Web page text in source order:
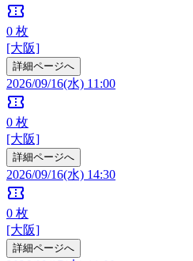
confirmation_number
0 枚
[大阪]
詳細ページへ
2026/09/16(水) 11:00
confirmation_number
0 枚
[大阪]
詳細ページへ
2026/09/16(水) 14:30
confirmation_number
0 枚
[大阪]
詳細ページへ